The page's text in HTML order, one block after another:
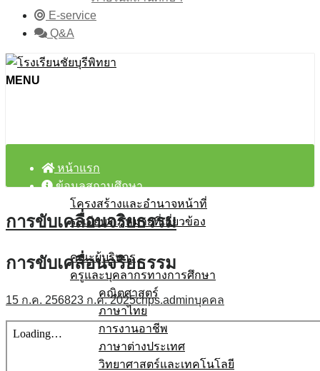
E-service
Q&A
MENU
หน้าแรก
ข้อมูลสถานศึกษา
โครงสร้างและอำนาจหน้าที่
ระเบียบ/กฎหมายที่เกี่ยวข้อง
คณะผู้บริหาร
ครูและบุคลากรทางการศึกษา
คณิตศาสตร์
ภาษาไทย
การงานอาชีพ
ภาษาต่างประเทศ
วิทยาศาสตร์และเทคโนโลยี
การขับเคลื่อนจริยธรรม
การขับเคลื่อนจริยธรรม
15 ก.ค. 256823 ก.ค. 2025chps.adminบุคคล